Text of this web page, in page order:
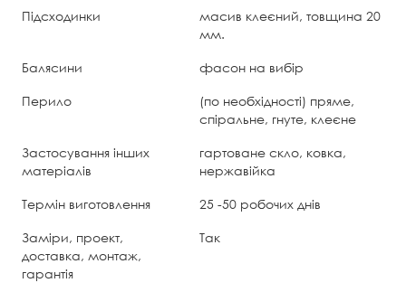
Підсходинки
масив клеєний, товщина 20
мм.
Балясини
фасон на вибір
Перило
(по необхідності) пряме,
спіральне, гнуте, клеєне
Застосування інших
матеріалів
гартоване скло, ковка,
нержавійка
Термін виготовлення
25 -50 робочих днів
Заміри, проект,
доставка, монтаж,
гарантія
Так